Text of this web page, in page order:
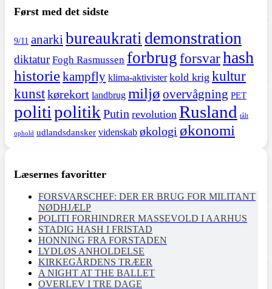
Først med det sidste
9/11 anarki bureaukrati demonstration
diktatur Fogh Rasmussen forbrugforsvarhash
historiekampfly klima-aktivister kold krig kultur
kunstkørekort landbrug miljø overvågning PET
politipolitik Putin revolution Rusland tålt
ophold udlandsdansker videnskab økologi økonomi
Læsernes favoritter
FORSVARSCHEF: DER ER BRUG FOR MILITANT
NØDHJÆLP
POLITI FORHINDRER MASSEVOLD I AARHUS
STADIG HASH I FRISTAD
HONNING FRA FORSTADEN
LYDLØS ANHOLDELSE
KIRKEGÅRDENS TRÆER
A NIGHT AT THE BALLET
OVERLEV I TRE DAGE